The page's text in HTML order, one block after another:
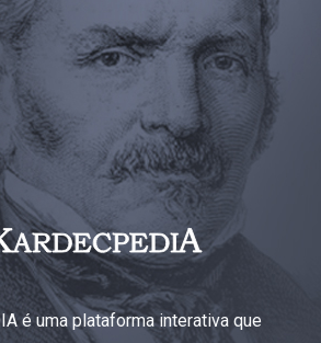
é uma plataforma interativa que